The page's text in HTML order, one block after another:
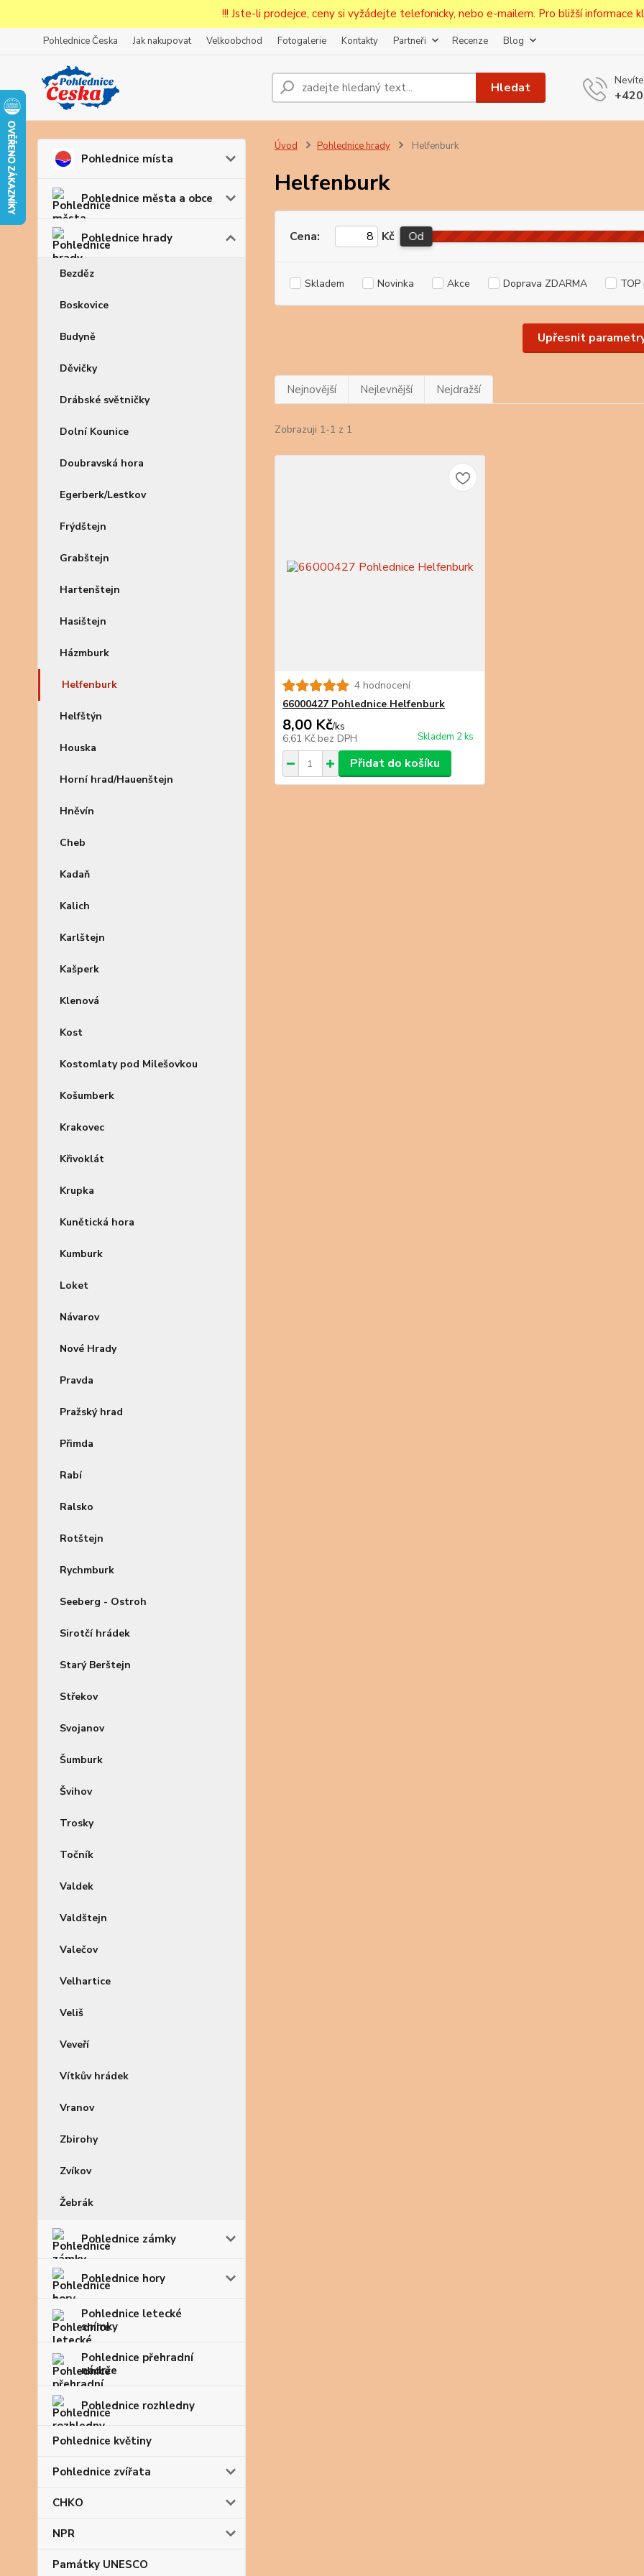
!!! Jste-li prodejce, ceny si vyžádejte telefonicky, nebo e-mailem. Pro bližší informace
Pohlednice Česka Jak nakupovat Velkoobchod Fotogalerie Kontakty Partneři Recenze Blog
Hledat
Pohlednice místa
Pohlednice města a obce
Pohlednice hrady
Bezděz
Boskovice
Budyně
Děvičky
Drábské světničky
Dolní Kounice
Doubravská hora
Egerberk/Lestkov
Frýdštejn
Grabštejn
Hartenštejn
Hasištejn
Házmburk
Helfenburk
Helfštýn
Houska
Horní hrad/Hauenštejn
Hněvín
Cheb
Kadaň
Kalich
Karlštejn
Kašperk
Klenová
Kost
Kostomlaty pod Milešovkou
Košumberk
Krakovec
Křivoklát
Krupka
Kunětická hora
Kumburk
Loket
Návarov
Nové Hrady
Pravda
Pražský hrad
Přimda
Rabí
Ralsko
Rotštejn
Rychmburk
Seeberg - Ostroh
Sirotčí hrádek
Starý Berštejn
Střekov
Svojanov
Šumburk
Švihov
Trosky
Točník
Valdek
Valdštejn
Valečov
Velhartice
Veliš
Veveří
Vítkův hrádek
Vranov
Zbirohy
Zvíkov
Žebrák
Pohlednice zámky
Pohlednice hory
Pohlednice letecké
snímky
Pohlednice přehradní
nádrže
Pohlednice rozhledny
Pohlednice květiny
Pohlednice zvířata
CHKO
NPR
Památky UNESCO
Úvod Pohlednice hrady Helfenburk
Helfenburk
Upřesnit
Cena: Kč Od
Skladem Novinka Akce Doprava ZDARMA
Nejnovější Nejlevnější Nejdražší
Zobrazuji 1-1 z 1
4 hodnocení
66000427 Pohlednice Helfenburk
8,00 Kč/ks
6,61 Kč bez DPH Skladem 2 ks
Přidat do košíku
Prodejcům bude po zaregistrování nastavena sleva, případně upravena
první objednávce.
Souhlasím se zpracováním osobních údajůpro účely registrace.
Zavřít